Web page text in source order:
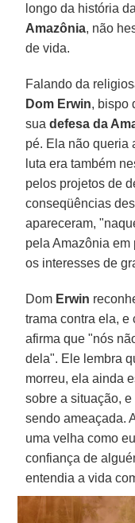
longo da história
Amazônia, não
de vida.
Falando da
Dom Erwin, bispo
suadefesa da
pé. Ela não queria
luta era também
pelos projetos de
conseqüências
apareceram,
pela Amazônia
os interesses de
Dom Erwin
trama contra ela, e
afirma que "nós
dela". Ele lembra
morreu, ela ainda
sobre a situação, e
sendo ameaçada.
uma velha como
confiança de
entendia a vida